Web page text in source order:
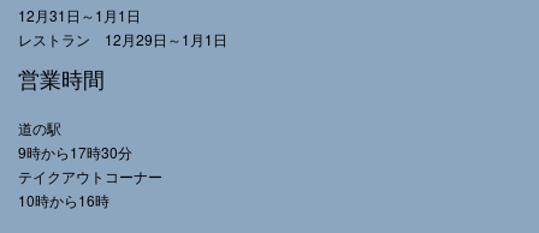
12月31日～1月1日
レストラン 12月29日～1月1日
営業時間
道の駅
9時から17時30分
テイクアウトコーナー
10時から16時